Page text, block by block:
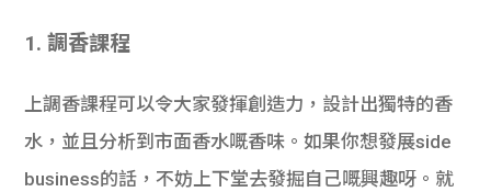
1. 調香課程
上調香課程可以令大家發揮創造力，設計出獨特的香
水，並且分析到市面香水嘅香味。如果你想發展side
business的話，不妨上下堂去發掘自己嘅興趣呀。就